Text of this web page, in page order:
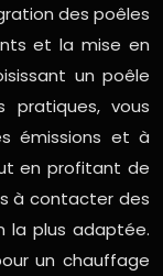
des poêles
et la mise en
un poêle
vous
émissions et à
en profitant de
à contacter des
la plus adaptée.
un chauffage